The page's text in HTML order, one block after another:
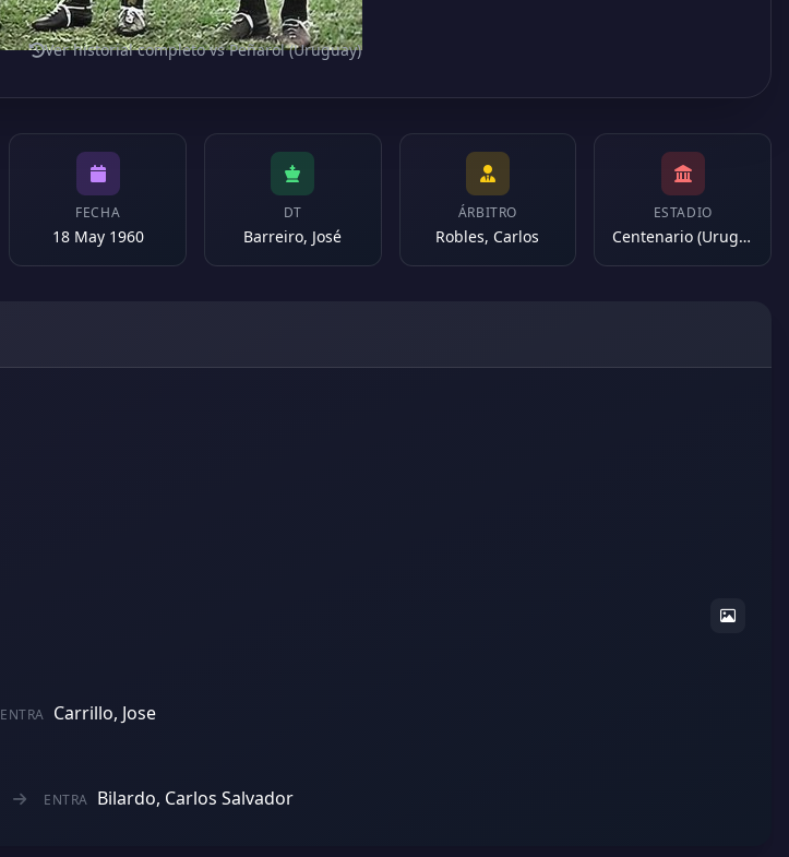
Ver historial completo vs Peñarol (Uruguay)
FECHA
18 May 1960
DT
Barreiro, José
ÁRBITRO
Robles, Carlos
ESTADIO
Centenario (Uruguay)
ENTRA Carrillo, Jose
ENTRA Bilardo, Carlos Salvador